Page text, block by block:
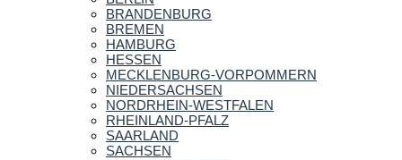
BRANDENBURG
BREMEN
HAMBURG
HESSEN
MECKLENBURG-VORPOMMERN
NIEDERSACHSEN
NORDRHEIN-WESTFALEN
RHEINLAND-PFALZ
SAARLAND
SACHSEN